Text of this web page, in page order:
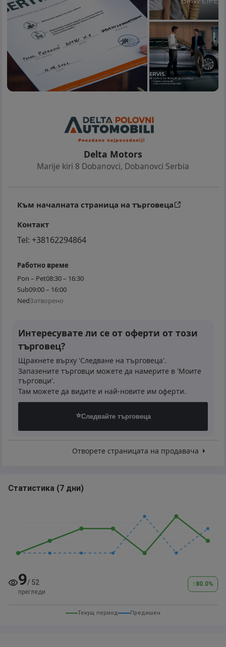
Delta Motors
Marije kiri 8 Dobanovci, Dobanovci Serbia
Към началната страница на търговеца
Контакт
Tel: +38162294864
Работно време
Pon – Pet08:30 – 16:30
Sub09:00 – 16:00
NedЗатворено
Интересувате ли се от оферти от този
търговец?
Щракнете върху 'Следване на търговеца'.
Запазените търговци можете да намерите в 'Моите
търговци'.
Там можете да видите и най-новите им оферти.
⭐Следвайте търговеца
Отворете страницата на продавача
Статистика (7 дни)
9/ 52
прегледи
↑ 80.0%
Текущ период Предишен